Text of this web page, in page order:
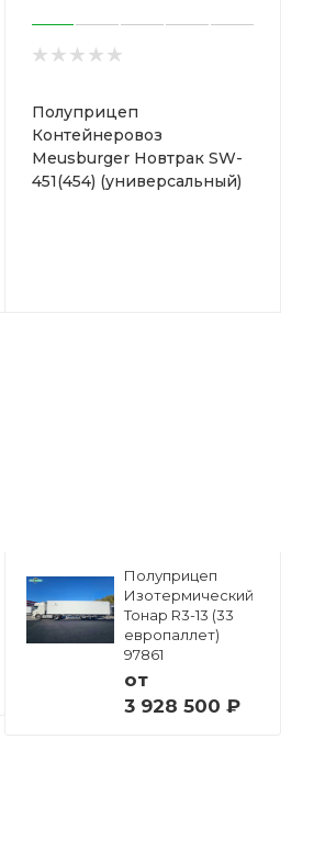
Полуприцеп
Контейнеровоз
Meusburger Новтрак SW-
451(454) (универсальный)
Полуприцеп
Изотермический
Тонар R3-13 (33
европаллет)
97861
от
3 928 500 ₽